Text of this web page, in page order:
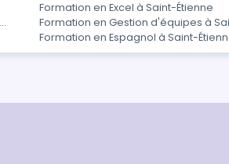
Formation en Excel à Saint-Étienne
Formation en Gestion d'équipes à
Formation en Espagnol à Saint-